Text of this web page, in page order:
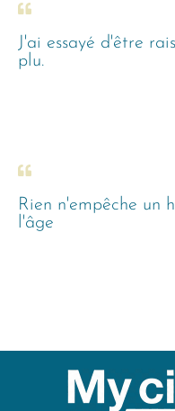
J'ai essayé d'être
plu.
Rien n'empêche un
l'âge